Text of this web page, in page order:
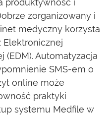
produktywność i
zorganizowany i
medyczny korzysta
Elektronicznej
(EDM). Automatyzacja
SMS-em o
online może
praktyki
systemu Medfile w